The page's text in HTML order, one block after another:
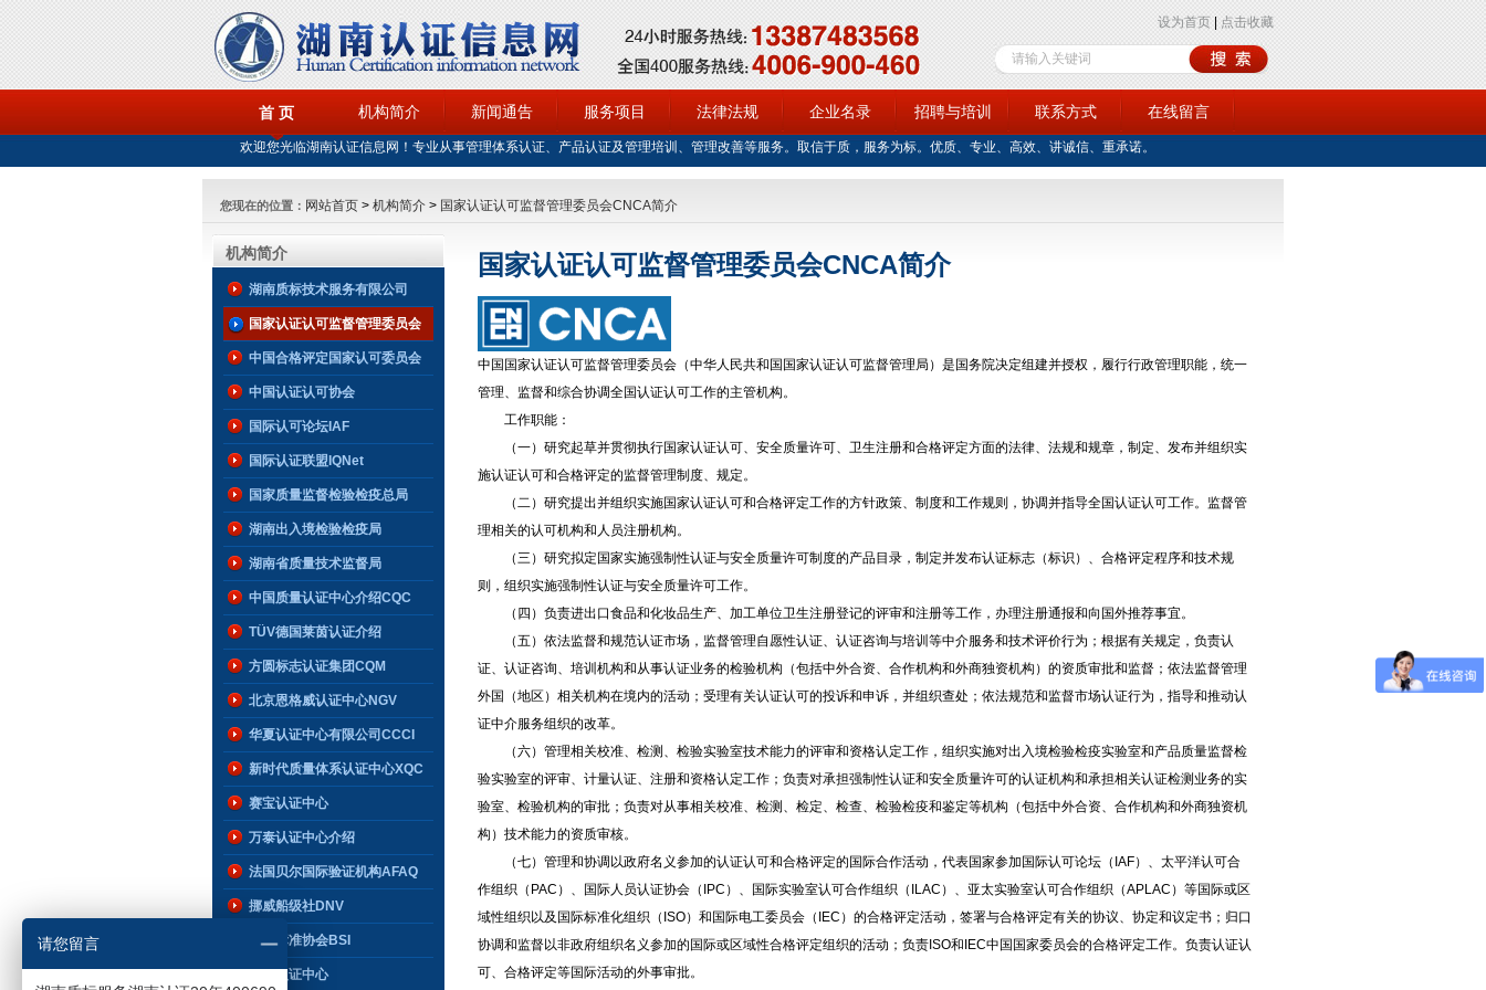
设为首页 点击收藏
首 页
欢迎您光临湖南认证信息网！专业从事管理体系认证、产品认证及管理培训、管理改善等服务。取信于质，服务为标。优质、专业、高效、讲诚信、重承诺。
机构简介 新闻通告 服务项目 法律法规 企业名录 招聘与培训 联系方式 在线留言
您现在的位置： 网站首页 > 机构简介 > 国家认证认可监督管理委员会CNCA简介
机构简介
湖南质标技术服务有限公司
国家认证认可监督管理委员会
CNCA简介
中国合格评定国家认可委员会
中国认证认可协会
国际认可论坛IAF
国际认证联盟IQNet
国家质量监督检验检疫总局
湖南出入境检验检疫局
湖南省质量技术监督局
中国质量认证中心介绍CQC
TÜV德国莱茵认证介绍
方圆标志认证集团CQM
北京恩格威认证中心NGV
华夏认证中心有限公司CCCI
新时代质量体系认证中心XQC
赛宝认证中心
万泰认证中心介绍
法国贝尔国际验证机构AFAQ
挪威船级社DNV
英国标准协会BSI
世标认证中心
国家认证认可监督管理委员会CNCA简介
中国国家认证认可监督管理委员会（中华人民共和国国家认证认可监督管理局）是国务院决定组建并授权，履行行政管理职能，统一
管理、监督和综合协调全国认证认可工作的主管机构。
工作职能：
（一）研究起草并贯彻执行国家认证认可、安全质量许可、卫生注册和合格评定方面的法律、法规和规章，制定、发布并组织实
施认证认可和合格评定的监督管理制度、规定。
（二）研究提出并组织实施国家认证认可和合格评定工作的方针政策、制度和工作规则，协调并指导全国认证认可工作。监督管
理相关的认可机构和人员注册机构。
（三）研究拟定国家实施强制性认证与安全质量许可制度的产品目录，制定并发布认证标志（标识）、合格评定程序和技术规
则，组织实施强制性认证与安全质量许可工作。
（四）负责进出口食品和化妆品生产、加工单位卫生注册登记的评审和注册等工作，办理注册通报和向国外推荐事宜。
（五）依法监督和规范认证市场，监督管理自愿性认证、认证咨询与培训等中介服务和技术评价行为；根据有关规定，负责认
证、认证咨询、培训机构和从事认证业务的检验机构（包括中外合资、合作机构和外商独资机构）的资质审批和监督；依法监督管理
外国（地区）相关机构在境内的活动；受理有关认证认可的投诉和申诉，并组织查处；依法规范和监督市场认证行为，指导和推动认
证中介服务组织的改革。
（六）管理相关校准、检测、检验实验室技术能力的评审和资格认定工作，组织实施对出入境检验检疫实验室和产品质量监督检
验实验室的评审、计量认证、注册和资格认定工作；负责对承担强制性认证和安全质量许可的认证机构和承担相关认证检测业务的实
验室、检验机构的审批；负责对从事相关校准、检测、检定、检查、检验检疫和鉴定等机构（包括中外合资、合作机构和外商独资机
构）技术能力的资质审核。
（七）管理和协调以政府名义参加的认证认可和合格评定的国际合作活动，代表国家参加国际认可论坛（IAF）、太平洋认可合
作组织（PAC）、国际人员认证协会（IPC）、国际实验室认可合作组织（ILAC）、亚太实验室认可合作组织（APLAC）等国际或区
域性组织以及国际标准化组织（ISO）和国际电工委员会（IEC）的合格评定活动，签署与合格评定有关的协议、协定和议定书；归口
协调和监督以非政府组织名义参加的国际或区域性合格评定组织的活动；负责ISO和IEC中国国家委员会的合格评定工作。负责认证认
可、合格评定等国际活动的外事审批。
请您留言